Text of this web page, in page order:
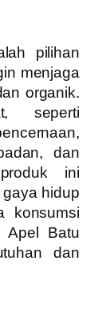
pilihan
menjaga
organik.
seperti
dan
ini
hidup
konsumsi
Apel Batu
dan